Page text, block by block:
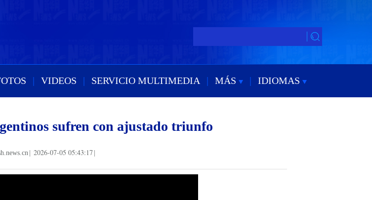
| VIDEOS | SERVICIO MULTIMEDIA | MÁS | IDIOMAS
sufren con ajustado triunfo
2026-07-05 05:43:17